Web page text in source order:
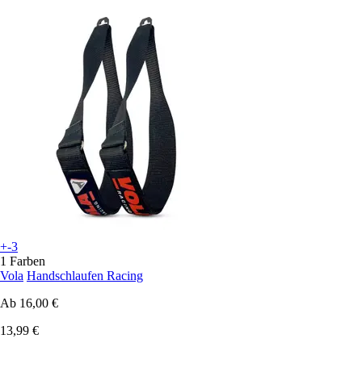
+-3
1 Farben
Vola Handschlaufen Racing
Ab 16,00 €
13,99 €